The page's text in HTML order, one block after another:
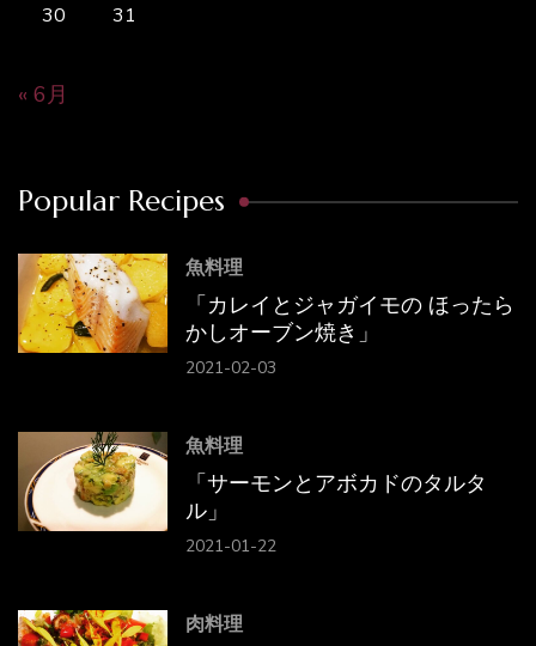
30 31
« 6月
Popular Recipes
魚料理
「カレイとジャガイモの ほったら
かしオーブン焼き」
2021-02-03
魚料理
「サーモンとアボカドのタルタ
ル」
2021-01-22
肉料理